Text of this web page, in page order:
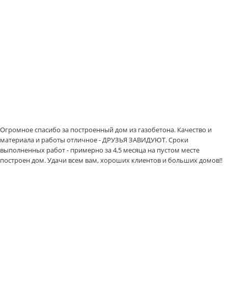
Огромное спасибо за построенный дом из газобетона. Качество и
материала и работы отличное - ДРУЗЬЯ ЗАВИДУЮТ. Сроки
выполненных работ - примерно за 4,5 месяца на пустом месте
построен дом. Удачи всем вам, хороших клиентов и больших домов!!